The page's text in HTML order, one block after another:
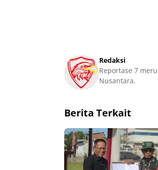
Redaksi
Reportase 7
Nusantara.
Berita Terkait